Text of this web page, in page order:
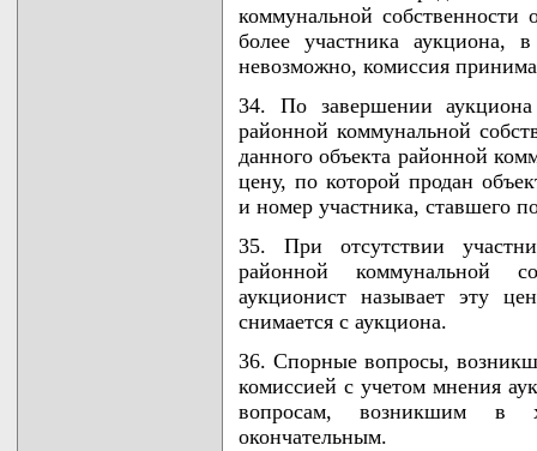
коммунальной
более участника аукциона, в
невозможно, комиссия
34. По завершении
районной коммунальной
данного объекта районной
цену, по которой продан
и номер участника, ставшего
35. При отсутствии
районной коммунальной
аукционист называет эту
снимается с аукциона.
36. Спорные вопросы,
комиссией с учетом мнения
вопросам, возникшим в
окончательным.